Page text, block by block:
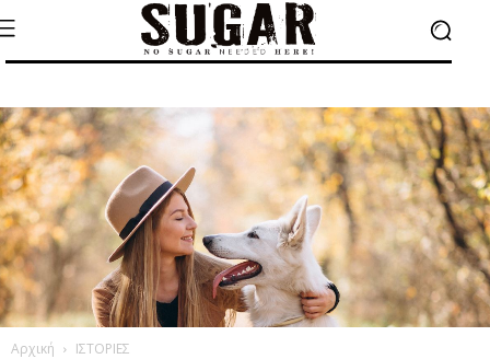
Αρχική ΙΣΤΟΡΙΕΣ